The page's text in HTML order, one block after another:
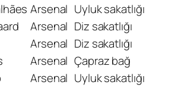
Arsenal Uyluk sakatlığı
Arsenal Diz sakatlığı
Arsenal Diz sakatlığı
Arsenal Çapraz bağ
Arsenal Uyluk sakatlığı